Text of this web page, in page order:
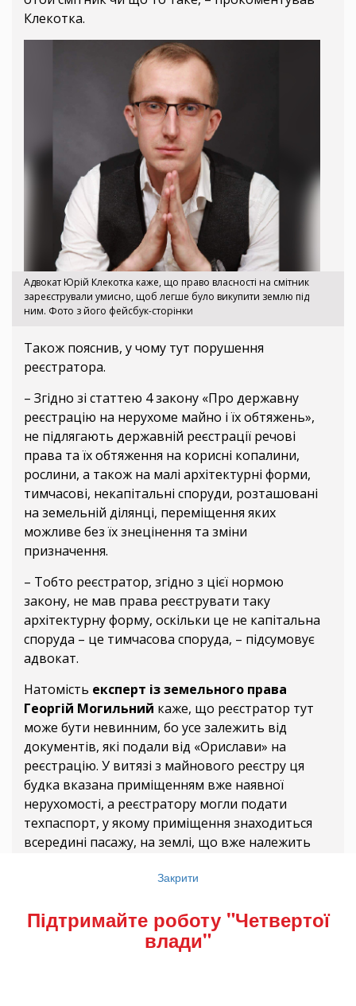
Клекотка.
Адвокат Юрій Клекотка каже, що право власності на смітник
зареєстрували умисно, щоб легше було викупити землю під
ним. Фото з його фейсбук-сторінки
Також пояснив, у чому тут порушення
реєстратора.
– Згідно зі статтею 4 закону «Про державну
реєстрацію на нерухоме майно і їх обтяжень»,
не підлягають державній реєстрації речові
права та їх обтяження на корисні копалини,
рослини, а також на малі архітектурні форми,
тимчасові, некапітальні споруди, розташовані
на земельній ділянці, переміщення яких
можливе без їх знецінення та зміни
призначення.
– Тобто реєстратор, згідно з цієї нормою
закону, не мав права реєструвати таку
архітектурну форму, оскільки це не капітальна
споруда – це тимчасова споруда, – підсумовує
адвокат.
Натомість експерт із земельного права
Георгій Могильний каже, що реєстратор тут
може бути невинним, бо усе залежить від
документів, які подали від «Орислави» на
реєстрацію. У витязі з майнового реєстру ця
будка вказана приміщенням вже наявної
нерухомості, а реєстратору могли подати
техпаспорт, у якому приміщення знаходиться
всередині пасажу, на землі, що вже належить
Закрити
Підтримайте роботу "Четвертої
влади"